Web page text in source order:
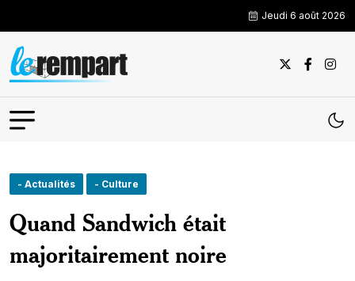
Jeudi 6 août 2026
- Actualités - Culture
Quand Sandwich était
majoritairement noire